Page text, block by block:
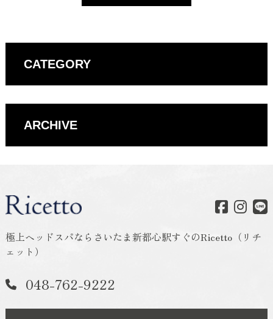
CATEGORY
ARCHIVE
極上ヘッドスパならさいたま新都心駅すぐのRicetto（リチ
ェット）
048-762-9222